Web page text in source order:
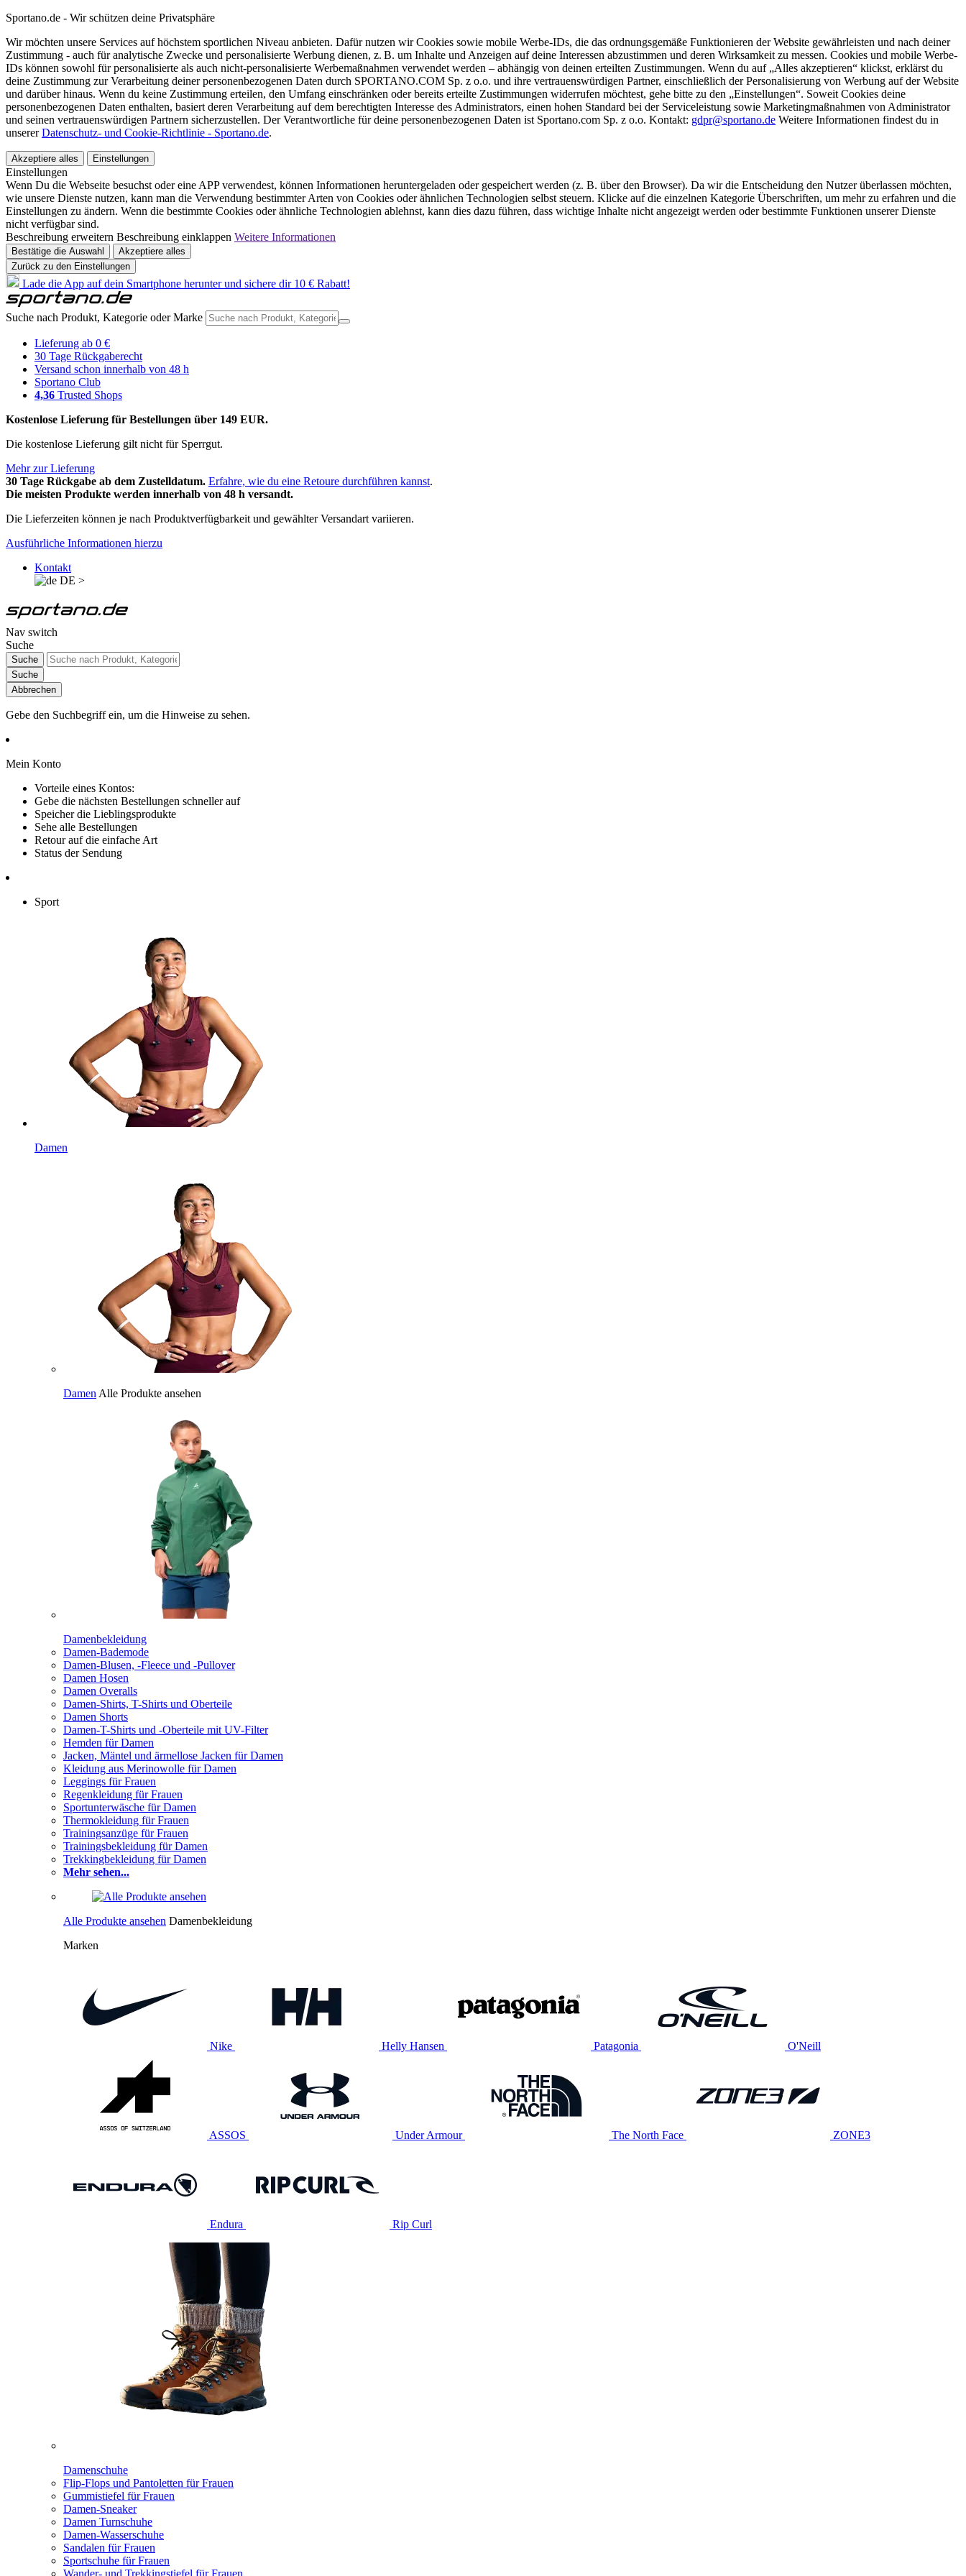
Sportano.de - Wir schützen deine Privatsphäre
Wir möchten unsere Services auf höchstem sportlichen Niveau anbieten. Dafür nutzen wir Cookies sowie mobile Werbe-IDs, die das ordnungsgemäße Funktionieren der Website gewährleisten und nach deiner
Zustimmung - auch für analytische Zwecke und personalisierte Werbung dienen, z. B. um Inhalte und Anzeigen auf deine Interessen abzustimmen und deren Wirksamkeit zu messen. Cookies und mobile Werbe-
IDs können sowohl für personalisierte als auch nicht-personalisierte Werbemaßnahmen verwendet werden – abhängig von deinen erteilten Zustimmungen. Wenn du auf „Alles akzeptieren“ klickst, erklärst du
deine Zustimmung zur Verarbeitung deiner personenbezogenen Daten durch SPORTANO.COM Sp. z o.o. und ihre vertrauenswürdigen Partner, einschließlich der Personalisierung von Werbung auf der Website
und darüber hinaus. Wenn du keine Zustimmung erteilen, den Umfang einschränken oder bereits erteilte Zustimmungen widerrufen möchtest, gehe bitte zu den „Einstellungen“. Soweit Cookies deine
personenbezogenen Daten enthalten, basiert deren Verarbeitung auf dem berechtigten Interesse des Administrators, einen hohen Standard bei der Serviceleistung sowie Marketingmaßnahmen von Administrator
und seinen vertrauenswürdigen Partnern sicherzustellen. Der Verantwortliche für deine personenbezogenen Daten ist Sportano.com Sp. z o.o. Kontakt: gdpr@sportano.de Weitere Informationen findest du in
unsererDatenschutz- und Cookie-Richtlinie - Sportano.de.
Akzeptiere alles Einstellungen
Einstellungen
Wenn Du die Webseite besuchst oder eine APP verwendest, können Informationen heruntergeladen oder gespeichert werden (z. B. über den Browser). Da wir die Entscheidung den Nutzer überlassen möchten,
wie unsere Dienste nutzen, kann man die Verwendung bestimmter Arten von Cookies oder ähnlichen Technologien selbst steuern. Klicke auf die einzelnen Kategorie Überschriften, um mehr zu erfahren und die
Einstellungen zu ändern. Wenn die bestimmte Cookies oder ähnliche Technologien ablehnst, kann dies dazu führen, dass wichtige Inhalte nicht angezeigt werden oder bestimmte Funktionen unserer Dienste
nicht verfügbar sind.
Beschreibung erweitern Beschreibung einklappen Weitere Informationen
Bestätige die Auswahl
Akzeptiere alles
Zurück zu den Einstellungen
Lade die App auf dein Smartphone herunter und sichere dir 10 € Rabatt!
Suche nach Produkt, Kategorie oder Marke
Lieferung ab 0 €
30 Tage Rückgaberecht
Versand schon innerhalb von 48 h
Sportano Club
4,36 Trusted Shops
Kostenlose Lieferung für Bestellungen über 149 EUR.
Die kostenlose Lieferung gilt nicht für Sperrgut.
Mehr zur Lieferung
30 Tage Rückgabe ab dem Zustelldatum. Erfahre, wie du eine Retoure durchführen kannst.
Die meisten Produkte werden innerhalb von 48 h versandt.
Die Lieferzeiten können je nach Produktverfügbarkeit und gewählter Versandart variieren.
Ausführliche Informationen hierzu
Kontakt
DE >
Nav switch
Suche
Suche
Suche
Abbrechen
Gebe den Suchbegriff ein, um die Hinweise zu sehen.
Mein Konto
Vorteile eines Kontos:
Gebe die nächsten Bestellungen schneller auf
Speicher die Lieblingsprodukte
Sehe alle Bestellungen
Retour auf die einfache Art
Status der Sendung
Sport
Damen
Damen Alle Produkte ansehen
Damenbekleidung
Damen-Bademode
Damen-Blusen, -Fleece und -Pullover
Damen Hosen
Damen Overalls
Damen-Shirts, T-Shirts und Oberteile
Damen Shorts
Damen-T-Shirts und -Oberteile mit UV-Filter
Hemden für Damen
Jacken, Mäntel und ärmellose Jacken für Damen
Kleidung aus Merinowolle für Damen
Leggings für Frauen
Regenkleidung für Frauen
Sportunterwäsche für Damen
Thermokleidung für Frauen
Trainingsanzüge für Frauen
Trainingsbekleidung für Damen
Trekkingbekleidung für Damen
Mehr sehen...
Alle Produkte ansehen Damenbekleidung
Marken
Nike Helly Hansen Patagonia O'Neill
ASSOS Under Armour The North Face ZONE3
Endura Rip Curl
Damenschuhe
Flip-Flops und Pantoletten für Frauen
Gummistiefel für Frauen
Damen-Sneaker
Damen Turnschuhe
Damen-Wasserschuhe
Sandalen für Frauen
Sportschuhe für Frauen
Wander- und Trekkingstiefel für Frauen